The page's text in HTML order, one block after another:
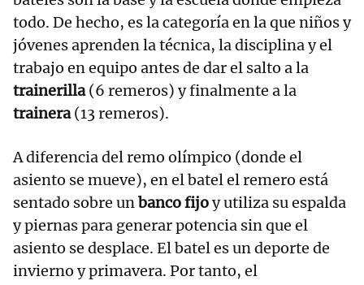
todo. De hecho, es la categoría en la que niños y
jóvenes aprenden la técnica, la disciplina y el
trabajo en equipo antes de dar el salto a la
trainerilla(6 remeros) y finalmente a la
trainera(13 remeros).
A diferencia del remo olímpico (donde el
asiento se mueve), en el batel el remero está
sentado sobre unbanco fijoy utiliza su espalda
y piernas para generar potencia sin que el
asiento se desplace. El batel es un deporte de
invierno y primavera. Por tanto, el